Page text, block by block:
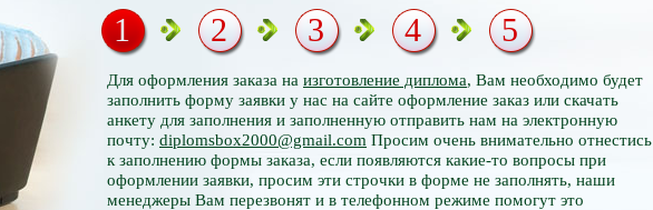
Для оформления заказа на изготовление диплома, Вам необходимо будет
заполнить форму заявки у нас на сайте оформление заказ или скачать
анкету для заполнения и заполненную отправить нам на электронную
почту: diplomsbox2000@gmail.com Просим очень внимательно отнестись
к заполнению формы заказа, если появляются какие-то вопросы при
оформлении заявки, просим эти строчки в форме не заполнять, наши
менеджеры Вам перезвонят и в телефонном режиме помогут это
1 2 3 4 5